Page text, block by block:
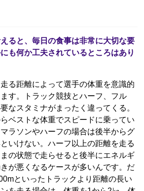
ると、毎日の食事は非常に大切な要
も何か工夫されているところはあり
る距離によって選手の体重を意識的
す。トラック競技とハーフ、フル
なスタミナがまったく違ってくる。
ベストな体重でスピードに乗ってい
ラソンやハーフの場合は後半からグ
いけない。ハーフ以上の距離を走る
の状態で走らせると後半にエネルギ
が悪くなるケースが多いんです。だ
といったトラックより距離の長い